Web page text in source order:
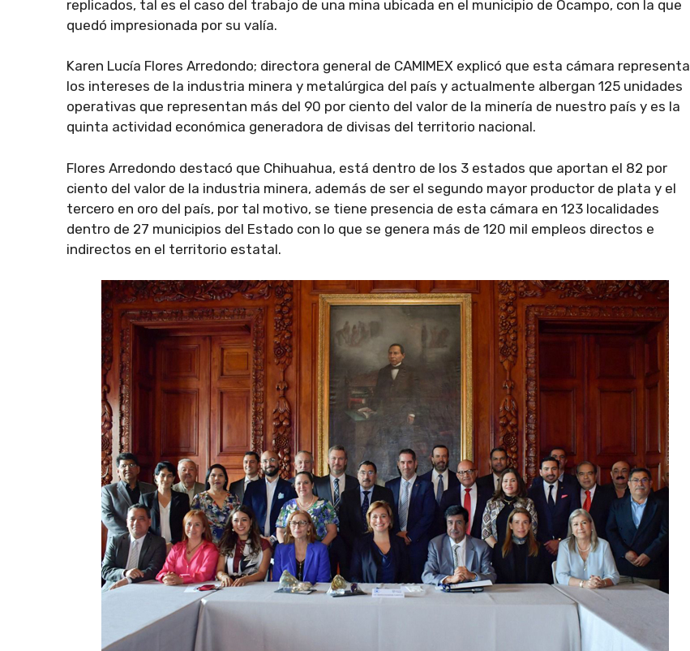
replicados, tal es el caso del trabajo de una mina ubicada en el municipio de Ocampo, con la que
quedó impresionada por su valía.
Karen Lucía Flores Arredondo; directora general de CAMIMEX explicó que esta cámara representa
los intereses de la industria minera y metalúrgica del país y actualmente albergan 125 unidades
operativas que representan más del 90 por ciento del valor de la minería de nuestro país y es la
quinta actividad económica generadora de divisas del territorio nacional.
Flores Arredondo destacó que Chihuahua, está dentro de los 3 estados que aportan el 82 por
ciento del valor de la industria minera, además de ser el segundo mayor productor de plata y el
tercero en oro del país, por tal motivo, se tiene presencia de esta cámara en 123 localidades
dentro de 27 municipios del Estado con lo que se genera más de 120 mil empleos directos e
indirectos en el territorio estatal.